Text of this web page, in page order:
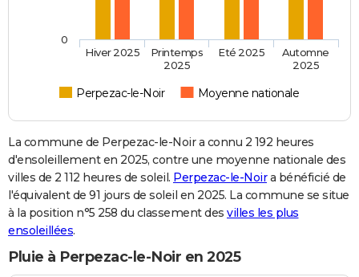
Perpezac-le-Noir Moyenne nationale
Hiver 2025
Printemps
2025
Eté 2025
Automne
2025
0
La commune de Perpezac-le-Noir a connu 2 192 heures
d'ensoleillement en 2025, contre une moyenne nationale des
villes de 2 112 heures de soleil. Perpezac-le-Noira bénéficié de
l'équivalent de 91 jours de soleil en 2025. La commune se situe
à la position n°5 258 du classement des villes les plus
ensoleillées.
Pluie à Perpezac-le-Noir en 2025